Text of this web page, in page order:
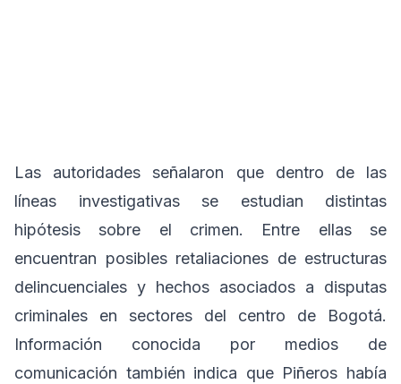
Las autoridades señalaron que dentro de las
líneas investigativas se estudian distintas
hipótesis sobre el crimen. Entre ellas se
encuentran posibles retaliaciones de estructuras
delincuenciales y hechos asociados a disputas
criminales en sectores del centro de Bogotá.
Información conocida por medios de
comunicación también indica que Piñeros había